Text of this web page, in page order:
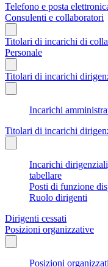
Telefono e posta
Consulenti e collaboratori
Titolari di incarichi di
Personale
Titolari di incarichi
Incarichi
Titolari di incarichi
Incarichi
tabellare
Posti di funzione
Ruolo dirigenti
Dirigenti cessati
Posizioni organizzative
Posizioni